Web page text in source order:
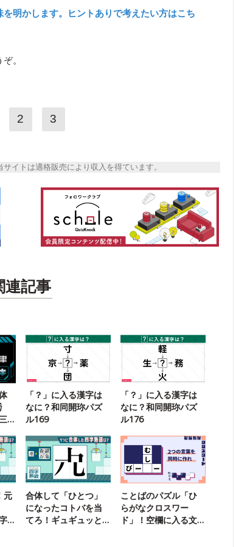
を明かします。ヒントありで考えたい方はこち
。
2 3
イトは適格販売により収入を得ています。
連記事
「？」に入る漢字は
なに？和同開珎パズ
ル169
「？」に入る漢字は
なに？和同開珎パズ
ル176
元
合体して「ひとつ」
になったコトバを当
てろ！ギュギュッと
ことばのパズル「ひ
らがなクロスワー
ド」！空欄に入る文